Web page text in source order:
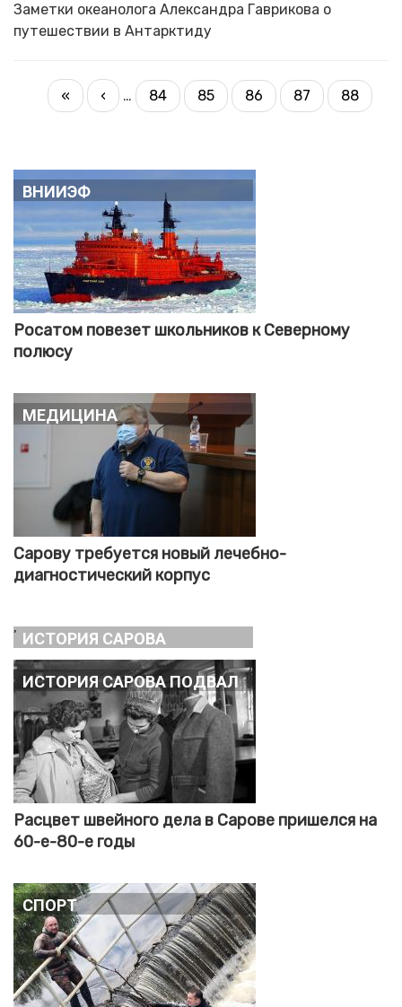
Заметки океанолога Александра Гаврикова о
путешествии в Антарктиду
PAGINATION
First
page
«
Previous
page
‹ … Page
84 Page
85 Page
86 Page
87
Current
88
ВНИИЭФ
Росатом повезет школьников к Северному
полюсу
Медицина
Сарову требуется новый лечебно-
диагностический корпус
История Сарова
,
История Сарова подвал
Расцвет швейного дела в Сарове пришелся на
60-е-80-е годы
Спорт